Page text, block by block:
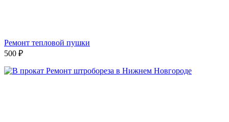
Ремонт тепловой пушки
500 ₽